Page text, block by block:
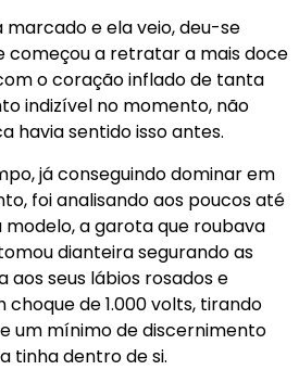
marcado e ela veio, deu-se
começou a retratar a mais doce
o coração inflado de tanta
indizível no momento, não
havia sentido isso antes.
já conseguindo dominar em
foi analisando aos poucos até
modelo, a garota que roubava
dianteira segurando as
aos seus lábios rosados e
choque de 1.000 volts, tirando
um mínimo de discernimento
tinha dentro de si.